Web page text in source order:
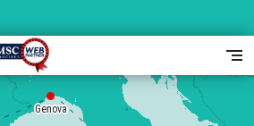
Genova
segment